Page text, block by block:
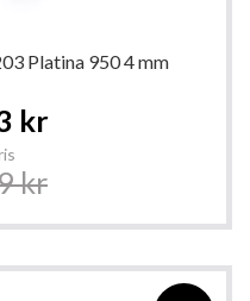
Platina 950 4 mm
kr
kr